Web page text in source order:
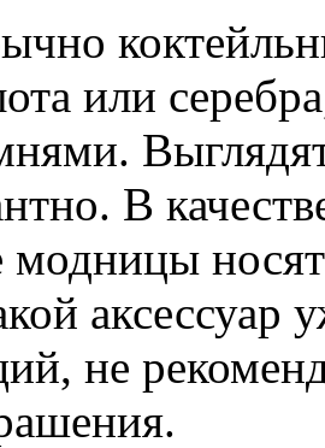
или
В
модницы
аксессуар
не